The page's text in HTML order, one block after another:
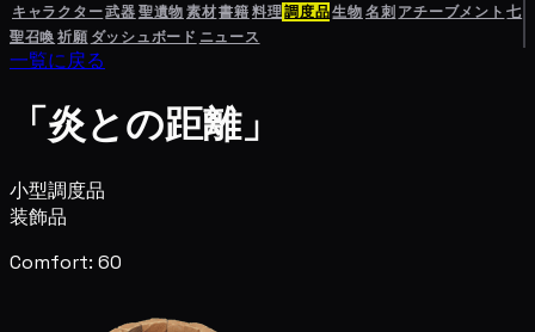
キャラクター武器聖遺物素材書籍料理調度品生物名刺 アチーブメント 七
聖召喚祈願 ダッシュボード ニュース
一覧に戻る
「炎との距離」
小型調度品
装飾品
Comfort: 60